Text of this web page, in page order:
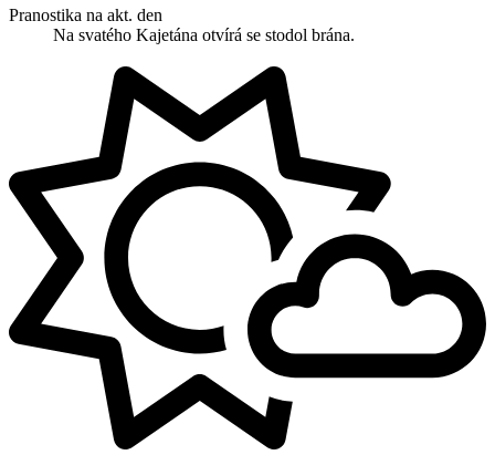
Pranostika na akt. den
Na svatého Kajetána otvírá se stodol brána.